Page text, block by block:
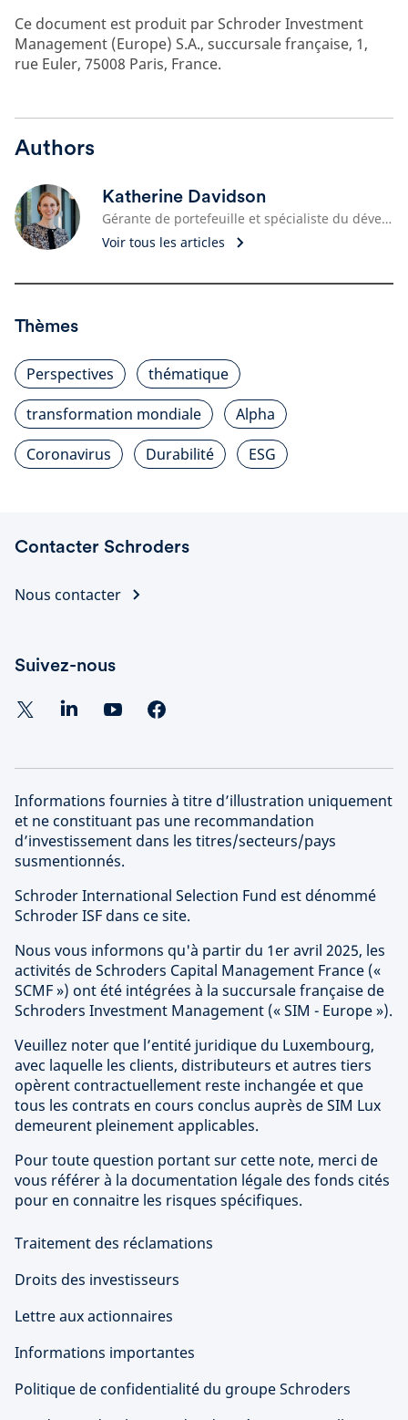
Ce document est produit par Schroder Investment
Management (Europe) S.A., succursale française, 1,
rue Euler, 75008 Paris, France.
Authors
Katherine Davidson
Gérante de portefeuille et spécialiste du développement durable
Voir tous les articles
Thèmes
Perspectives
thématique
transformation mondiale
Alpha
Coronavirus
Durabilité ESG
Contacter Schroders
Nous contacter
Suivez-nous
Informations fournies à titre d’illustration uniquement
et ne constituant pas une recommandation
d’investissement dans les titres/secteurs/pays
susmentionnés.
Schroder International Selection Fund est dénommé
Schroder ISF dans ce site.
Nous vous informons qu'à partir du 1er avril 2025, les
activités de Schroders Capital Management France («
SCMF ») ont été intégrées à la succursale française de
Schroders Investment Management (« SIM - Europe »).
Veuillez noter que l’entité juridique du Luxembourg,
avec laquelle les clients, distributeurs et autres tiers
opèrent contractuellement reste inchangée et que
tous les contrats en cours conclus auprès de SIM Lux
demeurent pleinement applicables.
Pour toute question portant sur cette note, merci de
vous référer à la documentation légale des fonds cités
pour en connaitre les risques spécifiques.
Traitement des réclamations
Droits des investisseurs
Lettre aux actionnaires
Informations importantes
Politique de confidentialité du groupe Schroders